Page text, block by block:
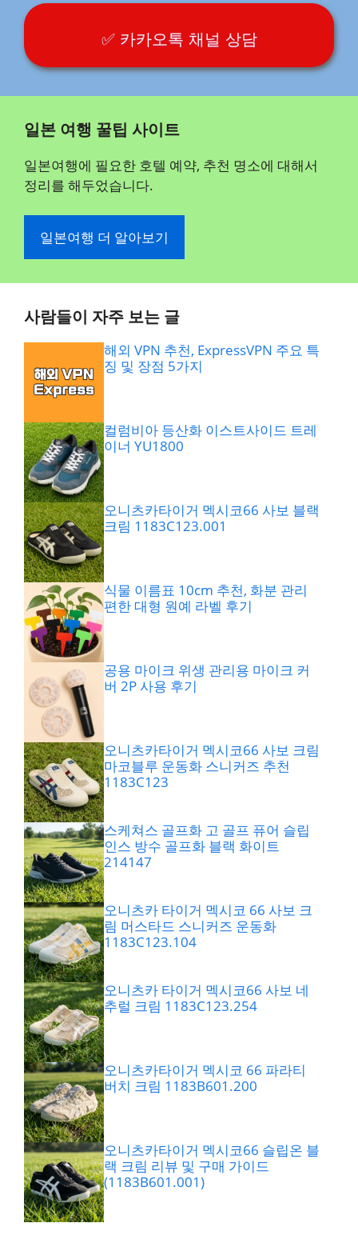
✅ 카카오톡 채널 상담
일본 여행 꿀팁 사이트
일본여행에 필요한 호텔 예약, 추천 명소에 대해서
정리를 해두었습니다.
일본여행 더 알아보기
사람들이 자주 보는 글
해외 VPN 추천, ExpressVPN 주요 특
징 및 장점 5가지
컬럼비아 등산화 이스트사이드 트레
이너 YU1800
오니츠카타이거 멕시코66 사보 블랙
크림 1183C123.001
식물 이름표 10cm 추천, 화분 관리
편한 대형 원예 라벨 후기
공용 마이크 위생 관리용 마이크 커
버 2P 사용 후기
오니츠카타이거 멕시코66 사보 크림
마코블루 운동화 스니커즈 추천
1183C123
스케쳐스 골프화 고 골프 퓨어 슬립
인스 방수 골프화 블랙 화이트
214147
오니츠카 타이거 멕시코 66 사보 크
림 머스타드 스니커즈 운동화
1183C123.104
오니츠카 타이거 멕시코66 사보 네
추럴 크림 1183C123.254
오니츠카타이거 멕시코 66 파라티
버치 크림 1183B601.200
오니츠카타이거 멕시코66 슬립온 블
랙 크림 리뷰 및 구매 가이드
(1183B601.001)